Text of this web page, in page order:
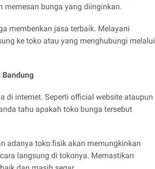
memesan bunga yang diinginkan.
memberikan jasa terbaik. Melayani
ke toko atau yang menghubungi melalui
di internet. Seperti official website ataupun
tahu apakah toko bunga tersebut
adanya toko fisik akan memungkinkan
langsung di tokonya. Memastikan